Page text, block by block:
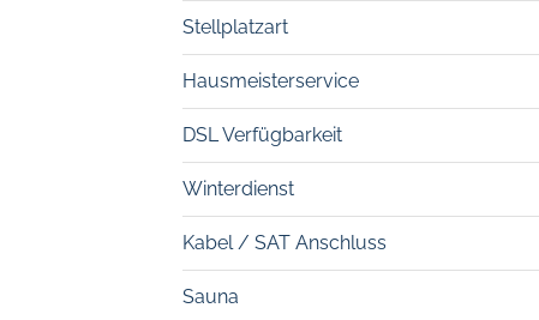
Stellplatzart
Hausmeisterservice
DSL Verfügbarkeit
Winterdienst
Kabel / SAT Anschluss
Sauna